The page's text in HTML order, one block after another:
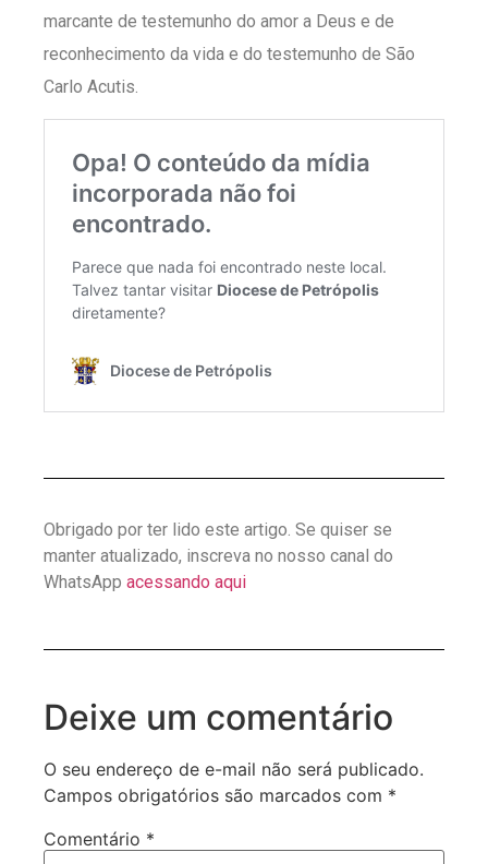
marcante de testemunho do amor a Deus e de
reconhecimento da vida e do testemunho de São
Carlo Acutis.
Obrigado por ter lido este artigo. Se quiser se
manter atualizado, inscreva no nosso canal do
WhatsApp acessando aqui
Deixe um comentário
O seu endereço de e-mail não será publicado.
Campos obrigatórios são marcados com *
Comentário *